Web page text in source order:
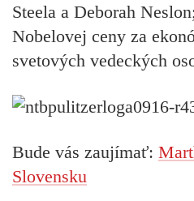
Steela a Deborah
Nobelovej ceny za
svetových vedeckých
Bude vás zaujímať:
Slovensku